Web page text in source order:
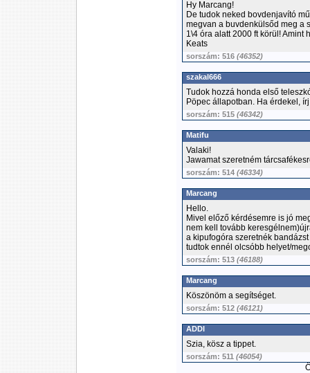
Hy Marcang!
De tudok neked bovdenjavító
megvan a buvdenkülsőd meg a
1\4 óra alatt 2000 ft körül! Amint
Keats
sorszám: 516 (46352)
szakal666
Tudok hozzá honda első
Pöpec állapotban. Ha érdekel,
sorszám: 515 (46342)
Matifu
Valaki!
Jawamat szeretném
sorszám: 514 (46334)
Marcang
Hello.
Mivel előző kérdésemre is jó
nem kell tovább
a kipufogóra szeretnék
tudtok ennél olcsóbb helyet/
sorszám: 513 (46188)
Marcang
Köszönöm a segítséget.
sorszám: 512 (46121)
ADDI
Szia, kösz a tippet.
sorszám: 511 (46054)